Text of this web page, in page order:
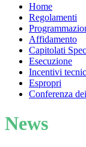
Home
Regolamenti
Affidamento
Capitolati
Esecuzione
Incentivi
Espropri
Conferenza
News